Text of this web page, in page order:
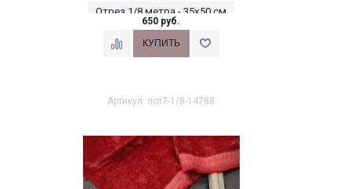
Отрез 1/8 метра - 35х50 см
650 руб.
Артикул: лот7-1/8-14788